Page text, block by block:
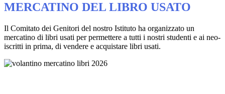
MERCATINO DEL LIBRO USATO
Il Comitato dei Genitori del nostro Istituto ha organizzato un
mercatino di libri usati per permettere a tutti i nostri studenti e ai neo-
iscritti in prima, di vendere e acquistare libri usati.